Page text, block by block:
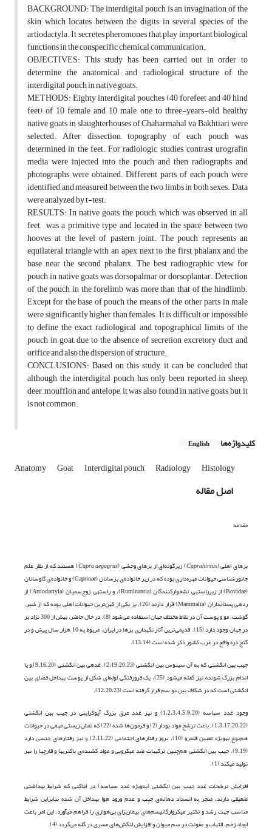
BACKGROUND: The interdigital pouch is an invagination of the
skin which locates between the digits in several species of the
artiodactyla. It secretes pheromones that play important biological
functions in the conspecific chemical communication.
OBJECTIVES: This study has been carried out in order to
determine the anatomical and radiological structure of the
interdigital pouch in native goats.
METHODS: Eighty interdigital pouches (40 forefeet and 40 hind
feet) of 10 female and 10 male, one to three-years-old, healthy
native goats in slaughterhouses of Chaharmahal va Bakhtiari were
selected. After dissection, topography of each pouch was
determined in the feet. For radiologic studies, contrast urografin
media were injected into the pouch and then radiographs and
photographs were obtained. Different parts of each pouch were
identified and measured between the two limbs in both sexes. Data
were analyzed by t-test.
RESULTS: In native goats, the pouch, which was observed in all
feet, was a primitive type and located in the space between two
hooves at the level of pastern joint. The pouch represents an
equilateral triangle with an apex next to the first phalanx and the
base near the second phalanx. The best radiographic view for
pouch in native goats was dorsopalmar or dorsoplantar. Detection
of the pouch in the forelimb was more than that of the hindlimb.
Except for the base of pouch, the means of the other parts in male
were significantly higher than females. It is difficult or impossible
to define the exact radiological and topographical limits of the
pouch in goat, due to the absence of secretion, excretory duct and
orifice and also the dispersion of structure.
CONCLUSIONS: Based on this study, it can be concluded that
although the interdigital pouch has only been reported in sheep,
deer, moufflon and antelope, it was also found in native goats, but it
is not common.
کلیدواژه‌ها English
Anatomy Goat Interdigital pouch Radiology Histology
اصل مقاله
مقدمه
بز‌های اهلی ( Caprahircus ) زیرگونه‌ای از بز‌های وحشی (Capra aegagrus) هستند که از نظر علم
جانورشناسی حیوانات مهره‌داری بوده که در زیر خانواده‌ی بزسانان (Caprinae) و خانواده‌ی گاوسانان
(Bovidae) از زیرراسته­ی نشخوارکنندگان (Ruminantia)، و راسته­ی زوج‌سمیان (Artiodactyla) از
رده­ی پستانداران (Mammalia) قرار دارند (26). بز یکی از کهن‌ترین حیوانات اهلی بوده که از شیر،
گوشت، مو و پوست آن در نقاط مختلف جهان استفاده می‌شود (8). در حال حاضر، بیش از 300 نژاد بز
در جهان وجود دارد (15). قدیمی‌ترین آثار نگهداری بز‌ها در ایران، مربوط به 10 هزار سال پیش و در
گنج دره واقع در غرب کشور ذکر شده است (13،14).
جیب بین انگشتی که به آن سینوس بین انگشتی (2،19،20،23)، غده­ی بین انگشتی (9،16،20) و یا
اندام بزرگ شونده نیز گفته می­شود (25)، یک فرورفتگی لوله‌ای شکل از پوست به­داخل فضای بین
انگشتی است که در شکاف بین دو سم قرار گرفته است (12،20،23).
وجود غدد سباسه (1،2،3،4،5،9،20) و نیز غدد عرق بزرگ آپوکراینی در جیب بین انگشتی
(1،3،17،20،22)، باعث ترشح مواد بودار (2) و فرمون‌ها شده (22) که نقش زیستی مهمی در حیوانات
هم‌نوع به­ویژه تعیین قلمرو (10)، بروز رفتار‌های اجتماعی (2،11،22) و نیز رفتارهای جنسی دارد
(9،19). جیب بین انگشتی هم‌چنین ترکیبات ضد میکروبی و مواد کشنده‌ی باکتری­ها و قارچ­ها را نیز
تولید می­کند (1).
افزایش ترشحات غدد جیب بین انگشتی (به‌ویژه غدد سباسه) در اماکنی که شرایط بهداشتی
ضعیفی دارند، منجر به انسداد دهانه‌ی جیب و عدم ورود هوا به­داخل آن شده بنابراین شرایط
مناسب جهت رشد و تکثیر میکروارگانیسم‌های بیماریزای بی‌هوازی را فراهم می­آورد. این امر باعث
ایجاد زخم، التهاب و عفونت در سم حیوان و افزایش لنگش‌های مسری در گله می‌گردد (4).